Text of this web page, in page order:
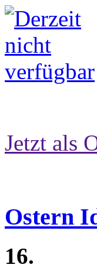
Jetzt als
Ostern
16.